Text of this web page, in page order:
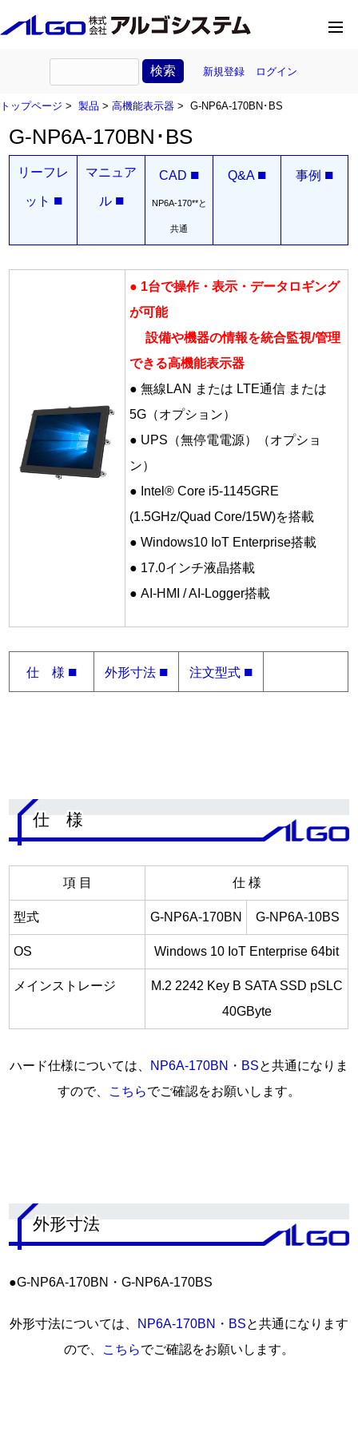
新規登録 ログイン
トップページ > 製品 > 高機能表示器 > G-NP6A-170BN･BS
G-NP6A-170BN･BS
リーフレ
ット ■
マニュア
ル ■
CAD ■
NP6A-170**と
共通
Q&A ■ 事例 ■
● 1台で操作・表示・データロギング
が可能
設備や機器の情報を統合監視/管理
できる高機能表示器
● 無線LAN または LTE通信 または
5G（オプション）
● UPS（無停電電源）（オプショ
ン）
● Intel® Core i5-1145GRE
(1.5GHz/Quad Core/15W)を搭載
● Windows10 IoT Enterprise搭載
● 17.0インチ液晶搭載
● AI-HMI / AI-Logger搭載
仕 様 ■ 外形寸法 ■ 注文型式 ■
仕 様
項 目 仕 様
型式 G-NP6A-170BN G-NP6A-10BS
OS Windows 10 IoT Enterprise 64bit
メインストレージ
M.2 2242 Key B SATA SSD pSLC
40GByte
ハード仕様については、 NP6A-170BN・BSと共通になりま
すので、
こちらでご確認をお願いします。
外形寸法
●G-NP6A-170BN・G-NP6A-170BS
外形寸法については、 NP6A-170BN・BSと共通になります
ので、
こちらでご確認をお願いします。